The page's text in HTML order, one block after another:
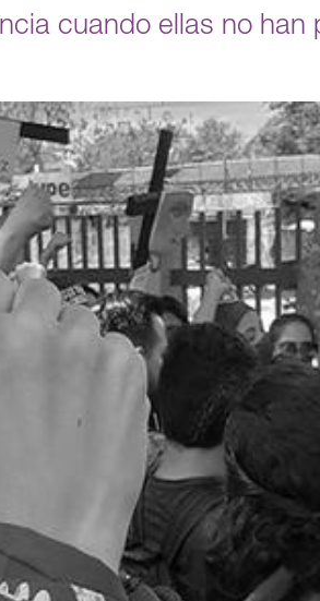
cuando ellas no han